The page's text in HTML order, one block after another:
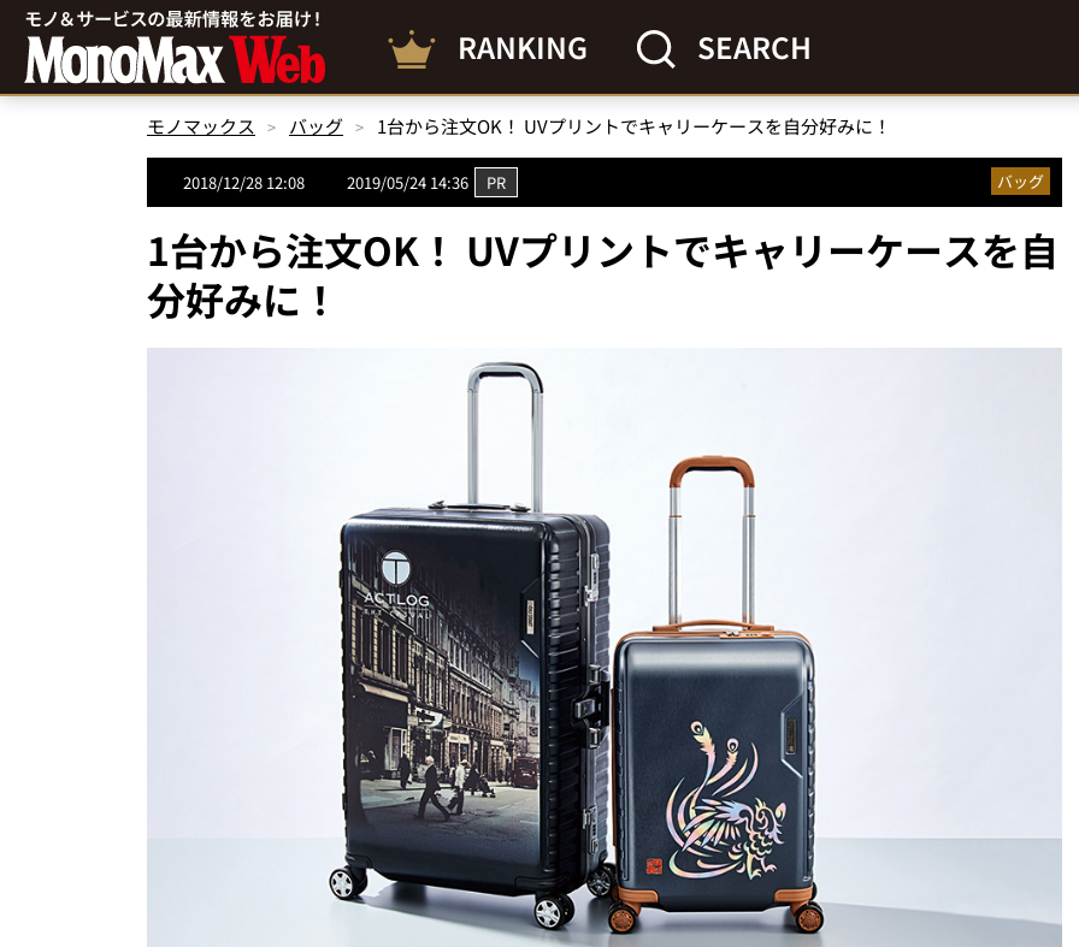
RANKING SEARCH
モノマックス バッグ 1台から注文OK！ UVプリントでキャリーケースを自分好みに！
2018/12/28 12:08 2019/05/24 14:36 PR バッグ
1台から注文OK！ UVプリントでキャリーケースを自
分好みに！